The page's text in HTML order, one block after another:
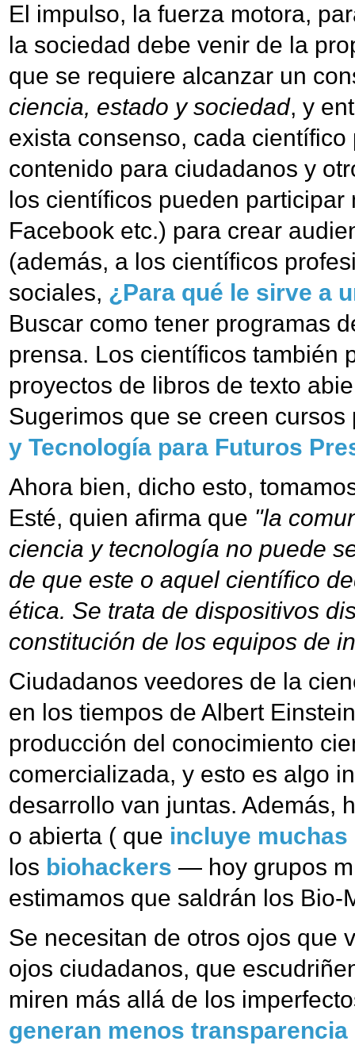
El impulso, la fuerza motora,
la sociedad debe venir de la
que se requiere alcanzar un
ciencia, estado y sociedad, y
exista consenso, cada
contenido para ciudadanos y
los científicos pueden
Facebook etc.) para crear
(además, a los científicos
sociales, ¿Para qué le sirve a
Buscar como tener programas
prensa. Los científicos también
proyectos de libros de texto
Sugerimos que se creen
y Tecnología para Futuros
Ahora bien, dicho esto,
Esté, quien afirma que "la
ciencia y tecnología no puede
de que este o aquel científico
ética. Se trata de dispositivos
constitución de los equipos de
Ciudadanos veedores de la
en los tiempos de Albert
producción del conocimiento
comercializada, y esto es algo
desarrollo van juntas. Además,
o abierta ( que incluye muchas
los biohackers — hoy grupos
estimamos que saldrán los
Se necesitan de otros ojos que
ojos ciudadanos, que
miren más allá de los
generan menos transparencia